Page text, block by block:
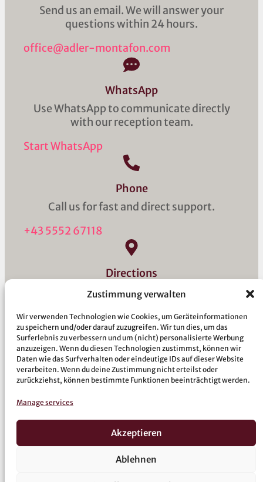
Zustimmung verwalten
Wir verwenden Technologien wie Cookies, um Geräteinformationen
zu speichern und/oder darauf zuzugreifen. Wir tun dies, um das
Surferlebnis zu verbessern und um (nicht) personalisierte Werbung
anzuzeigen. Wenn du diesen Technologien zustimmst, können wir
Daten wie das Surfverhalten oder eindeutige IDs auf dieser Website
verarbeiten. Wenn du deine Zustimmung nicht erteilst oder
zurückziehst, können bestimmte Funktionen beeinträchtigt werden.
Manage services
Akzeptieren
Ablehnen
Send us an email. We will answer your
questions within 24 hours.
office@adler-montafon.com
WhatsApp
Use WhatsApp to communicate directly
with our reception team.
Start WhatsApp
Phone
Call us for fast and direct support.
+43 5552 67118
Directions
Our hotel is well connected to public
reach the surrounding area and the
mountain railways.
Wellness
Experience Montafon
Hotel reviews
Arrival & Contact